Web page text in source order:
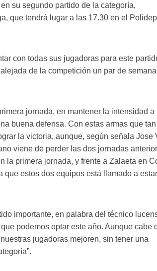
su segundo partido de la categoría,
que tendrá lugar a las 17.30 en el
con todas sus jugadoras para este
de la competición un par de
jornada, en mantener la intensidad a
buena defensa. Con estas armas que
la victoria, aunque, según señala Jose
viene de perder las dos jornadas
la primera jornada, y frente a Zalaeta en
estos dos equipos está llamado a
importante, en palabra del técnico
podemos optar este año. Aunque cabe
jugadoras mejoren, sin tener una